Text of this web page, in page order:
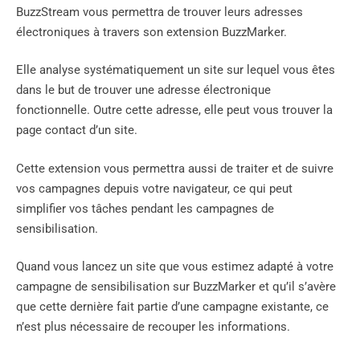
BuzzStream vous permettra de trouver leurs adresses
électroniques à travers son extension BuzzMarker.
Elle analyse systématiquement un site sur lequel vous êtes
dans le but de trouver une adresse électronique
fonctionnelle. Outre cette adresse, elle peut vous trouver la
page contact d’un site.
Cette extension vous permettra aussi de traiter et de suivre
vos campagnes depuis votre navigateur, ce qui peut
simplifier vos tâches pendant les campagnes de
sensibilisation.
Quand vous lancez un site que vous estimez adapté à votre
campagne de sensibilisation sur BuzzMarker et qu’il s’avère
que cette dernière fait partie d’une campagne existante, ce
n’est plus nécessaire de recouper les informations.